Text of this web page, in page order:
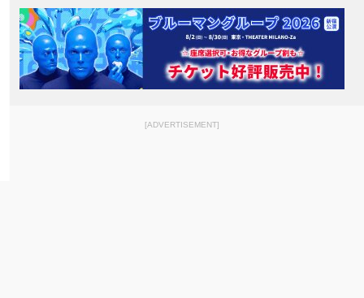
[ADVERTISEMENT]